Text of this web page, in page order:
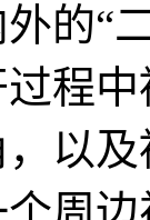
的“
程
以